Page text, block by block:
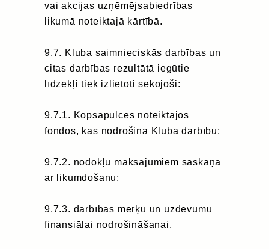
vai akcijas uzņēmējsabiedrības
likumā noteiktajā kārtībā.
9.7. Kluba saimnieciskās darbības un
citas darbības rezultātā iegūtie
līdzekļi tiek izlietoti sekojoši:
9.7.1. Kopsapulces noteiktajos
fondos, kas nodrošina Kluba darbību;
9.7.2. nodokļu maksājumiem saskaņā
ar likumdošanu;
9.7.3. darbības mērķu un uzdevumu
finansiālai nodrošināšanai.